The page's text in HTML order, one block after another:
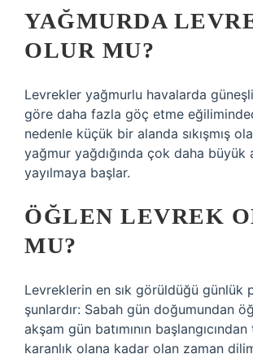
YAĞMURDA
OLUR MU?
Levrekler yağmurlu havalarda
göre daha fazla göç etme
nedenle küçük bir alanda sıkışmış
yağmur yağdığında çok daha büyük
yayılmaya başlar.
ÖĞLEN LEVREK
MU?
Levreklerin en sık görüldüğü günlük
şunlardır: Sabah gün doğumundan
akşam gün batımının
karanlık olana kadar olan zaman